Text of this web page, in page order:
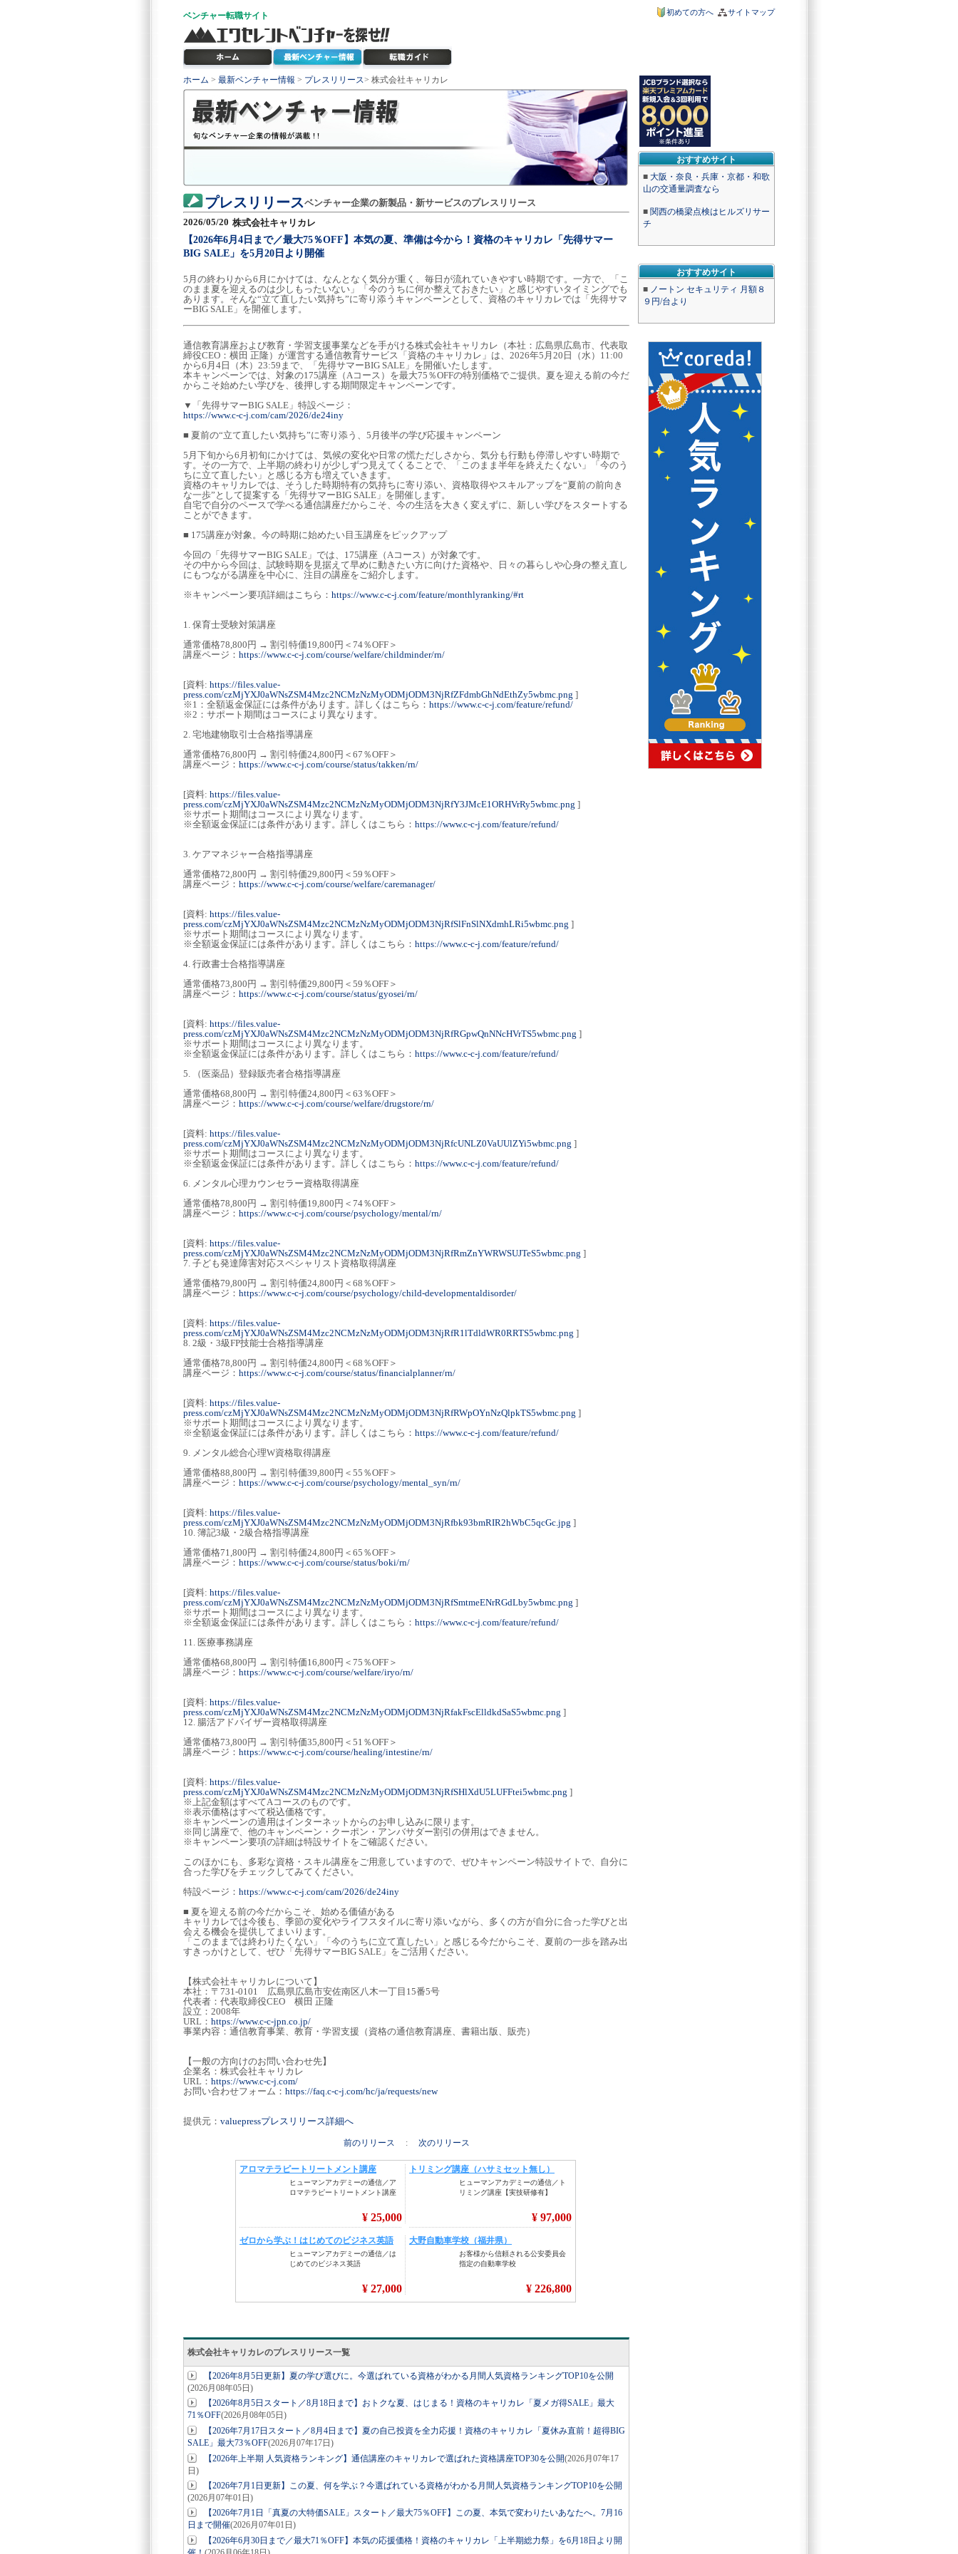
ベンチャー転職サイト サイトマップ
初めての方へ
おすすめサイト
■ 大阪・奈良・兵庫・京都・和歌
山の交通量調査なら
■ 関西の橋梁点検はヒルズリサー
チ
おすすめサイト
■ ノートン セキュリティ 月額８
９円/台より
ホーム > 最新ベンチャー情報 > プレスリリース> 株式会社キャリカレ
プレスリリースベンチャー企業の新製品・新サービスのプレスリリース
2026/05/20 株式会社キャリカレ
【2026年6月4日まで／最大75％OFF】本気の夏、準備は今から！資格のキャリカレ「先得サマー
BIG SALE」を5月20日より開催
5月の終わりから6月にかけては、なんとなく気分が重く、毎日が流れていきやすい時期です。一方で、「こ
のまま夏を迎えるのは少しもったいない」「今のうちに何か整えておきたい」と感じやすいタイミングでも
あります。そんな“立て直したい気持ち”に寄り添うキャンペーンとして、資格のキャリカレでは「先得サマ
ーBIG SALE」を開催します。
通信教育講座および教育・学習支援事業などを手がける株式会社キャリカレ（本社：広島県広島市、代表取
締役CEO：横田 正隆）が運営する通信教育サービス「資格のキャリカレ」は、2026年5月20日（水）11:00
から6月4日（木）23:59まで、「先得サマーBIG SALE」を開催いたします。
本キャンペーンでは、対象の175講座（Aコース）を最大75％OFFの特別価格でご提供。夏を迎える前の今だ
からこそ始めたい学びを、後押しする期間限定キャンペーンです。
▼「先得サマーBIG SALE」特設ページ：
https://www.c-c-j.com/cam/2026/de24iny
■ 夏前の“立て直したい気持ち”に寄り添う、5月後半の学び応援キャンペーン
5月下旬から6月初旬にかけては、気候の変化や日常の慌ただしさから、気分も行動も停滞しやすい時期で
す。その一方で、上半期の終わりが少しずつ見えてくることで、「このまま半年を終えたくない」「今のう
ちに立て直したい」と感じる方も増えていきます。
資格のキャリカレでは、そうした時期特有の気持ちに寄り添い、資格取得やスキルアップを“夏前の前向き
な一歩”として提案する「先得サマーBIG SALE」を開催します。
自宅で自分のペースで学べる通信講座だからこそ、今の生活を大きく変えずに、新しい学びをスタートする
ことができます。
■ 175講座が対象。今の時期に始めたい目玉講座をピックアップ
今回の「先得サマーBIG SALE」では、175講座（Aコース）が対象です。
その中から今回は、試験時期を見据えて早めに動きたい方に向けた資格や、日々の暮らしや心身の整え直し
にもつながる講座を中心に、注目の講座をご紹介します。
※キャンペーン要項詳細はこちら： https://www.c-c-j.com/feature/monthlyranking/#rt
1. 保育士受験対策講座
通常価格78,800円 → 割引特価19,800円＜74％OFF＞
講座ページ： https://www.c-c-j.com/course/welfare/childminder/rn/
[資料: https://files.value-
press.com/czMjYXJ0aWNsZSM4Mzc2NCMzNzMyODMjODM3NjRfZFdmbGhNdEthZy5wbmc.png ]
※1：全額返金保証には条件があります。詳しくはこちら： https://www.c-c-j.com/feature/refund/
※2：サポート期間はコースにより異なります。
2. 宅地建物取引士合格指導講座
通常価格76,800円 → 割引特価24,800円＜67％OFF＞
講座ページ： https://www.c-c-j.com/course/status/takken/rn/
[資料: https://files.value-
press.com/czMjYXJ0aWNsZSM4Mzc2NCMzNzMyODMjODM3NjRfY3JMcE1ORHVrRy5wbmc.png ]
※サポート期間はコースにより異なります。
※全額返金保証には条件があります。詳しくはこちら： https://www.c-c-j.com/feature/refund/
3. ケアマネジャー合格指導講座
通常価格72,800円 → 割引特価29,800円＜59％OFF＞
講座ページ： https://www.c-c-j.com/course/welfare/caremanager/
[資料: https://files.value-
press.com/czMjYXJ0aWNsZSM4Mzc2NCMzNzMyODMjODM3NjRfSlFnSlNXdmhLRi5wbmc.png ]
※サポート期間はコースにより異なります。
※全額返金保証には条件があります。詳しくはこちら： https://www.c-c-j.com/feature/refund/
4. 行政書士合格指導講座
通常価格73,800円 → 割引特価29,800円＜59％OFF＞
講座ページ： https://www.c-c-j.com/course/status/gyosei/rn/
[資料: https://files.value-
press.com/czMjYXJ0aWNsZSM4Mzc2NCMzNzMyODMjODM3NjRfRGpwQnNNcHVrTS5wbmc.png ]
※サポート期間はコースにより異なります。
※全額返金保証には条件があります。詳しくはこちら： https://www.c-c-j.com/feature/refund/
5. （医薬品）登録販売者合格指導講座
通常価格68,800円 → 割引特価24,800円＜63％OFF＞
講座ページ： https://www.c-c-j.com/course/welfare/drugstore/rn/
[資料: https://files.value-
press.com/czMjYXJ0aWNsZSM4Mzc2NCMzNzMyODMjODM3NjRfcUNLZ0VaUUlZYi5wbmc.png ]
※サポート期間はコースにより異なります。
※全額返金保証には条件があります。詳しくはこちら： https://www.c-c-j.com/feature/refund/
6. メンタル心理カウンセラー資格取得講座
通常価格78,800円 → 割引特価19,800円＜74％OFF＞
講座ページ： https://www.c-c-j.com/course/psychology/mental/rn/
[資料: https://files.value-
press.com/czMjYXJ0aWNsZSM4Mzc2NCMzNzMyODMjODM3NjRfRmZnYWRWSUJTeS5wbmc.png ]
7. 子ども発達障害対応スペシャリスト資格取得講座
通常価格79,800円 → 割引特価24,800円＜68％OFF＞
講座ページ： https://www.c-c-j.com/course/psychology/child-developmentaldisorder/
[資料: https://files.value-
press.com/czMjYXJ0aWNsZSM4Mzc2NCMzNzMyODMjODM3NjRfR1lTdldWR0RRTS5wbmc.png ]
8. 2級・3級FP技能士合格指導講座
通常価格78,800円 → 割引特価24,800円＜68％OFF＞
講座ページ： https://www.c-c-j.com/course/status/financialplanner/rn/
[資料: https://files.value-
press.com/czMjYXJ0aWNsZSM4Mzc2NCMzNzMyODMjODM3NjRfRWpOYnNzQlpkTS5wbmc.png ]
※サポート期間はコースにより異なります。
※全額返金保証には条件があります。詳しくはこちら： https://www.c-c-j.com/feature/refund/
9. メンタル総合心理W資格取得講座
通常価格88,800円 → 割引特価39,800円＜55％OFF＞
講座ページ： https://www.c-c-j.com/course/psychology/mental_syn/rn/
[資料: https://files.value-
press.com/czMjYXJ0aWNsZSM4Mzc2NCMzNzMyODMjODM3NjRfbk93bmRIR2hWbC5qcGc.jpg ]
10. 簿記3級・2級合格指導講座
通常価格71,800円 → 割引特価24,800円＜65％OFF＞
講座ページ： https://www.c-c-j.com/course/status/boki/rn/
[資料: https://files.value-
press.com/czMjYXJ0aWNsZSM4Mzc2NCMzNzMyODMjODM3NjRfSmtmeENrRGdLby5wbmc.png ]
※サポート期間はコースにより異なります。
※全額返金保証には条件があります。詳しくはこちら： https://www.c-c-j.com/feature/refund/
11. 医療事務講座
通常価格68,800円 → 割引特価16,800円＜75％OFF＞
講座ページ： https://www.c-c-j.com/course/welfare/iryo/rn/
[資料: https://files.value-
press.com/czMjYXJ0aWNsZSM4Mzc2NCMzNzMyODMjODM3NjRfakFscElldkdSaS5wbmc.png ]
12. 腸活アドバイザー資格取得講座
通常価格73,800円 → 割引特価35,800円＜51％OFF＞
講座ページ： https://www.c-c-j.com/course/healing/intestine/rn/
[資料: https://files.value-
press.com/czMjYXJ0aWNsZSM4Mzc2NCMzNzMyODMjODM3NjRfSHlXdU5LUFFtei5wbmc.png ]
※上記金額はすべてAコースのものです。
※表示価格はすべて税込価格です。
※キャンペーンの適用はインターネットからのお申し込みに限ります。
※同じ講座で、他のキャンペーン・クーポン・アンバサダー割引の併用はできません。
※キャンペーン要項の詳細は特設サイトをご確認ください。
このほかにも、多彩な資格・スキル講座をご用意していますので、ぜひキャンペーン特設サイトで、自分に
合った学びをチェックしてみてください。
特設ページ： https://www.c-c-j.com/cam/2026/de24iny
■ 夏を迎える前の今だからこそ、始める価値がある
キャリカレでは今後も、季節の変化やライフスタイルに寄り添いながら、多くの方が自分に合った学びと出
会える機会を提供してまいります。
「このままでは終わりたくない」「今のうちに立て直したい」と感じる今だからこそ、夏前の一歩を踏み出
すきっかけとして、ぜひ「先得サマーBIG SALE」をご活用ください。
【株式会社キャリカレについて】
本社：〒731-0101 広島県広島市安佐南区八木一丁目15番5号
代表者：代表取締役CEO 横田 正隆
設立：2008年
URL： https://www.c-c-jpn.co.jp/
事業内容：通信教育事業、教育・学習支援（資格の通信教育講座、書籍出版、販売）
【一般の方向けのお問い合わせ先】
企業名：株式会社キャリカレ
URL： https://www.c-c-j.com/
お問い合わせフォーム： https://faq.c-c-j.com/hc/ja/requests/new
提供元： valuepressプレスリリース詳細へ
前のリリース : 次のリリース
株式会社キャリカレのプレスリリース一覧
【2026年8月5日更新】夏の学び選びに。今選ばれている資格がわかる月間人気資格ランキングTOP10を公開
(2026月08年05日)
【2026年8月5日スタート／8月18日まで】おトクな夏、はじまる！資格のキャリカレ「夏メガ得SALE」最大
71％OFF(2026月08年05日)
【2026年7月17日スタート／8月4日まで】夏の自己投資を全力応援！資格のキャリカレ「夏休み直前！超得BIG
SALE」最大73％OFF(2026月07年17日)
【2026年上半期 人気資格ランキング】通信講座のキャリカレで選ばれた資格講座TOP30を公開(2026月07年17
日)
【2026年7月1日更新】この夏、何を学ぶ？今選ばれている資格がわかる月間人気資格ランキングTOP10を公開
(2026月07年01日)
【2026年7月1日「真夏の大特価SALE」スタート／最大75％OFF】この夏、本気で変わりたいあなたへ。7月16
日まで開催(2026月07年01日)
【2026年6月30日まで／最大71％OFF】本気の応援価格！資格のキャリカレ「上半期総力祭」を6月18日より開